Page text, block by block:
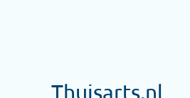
Thuisarts.nl